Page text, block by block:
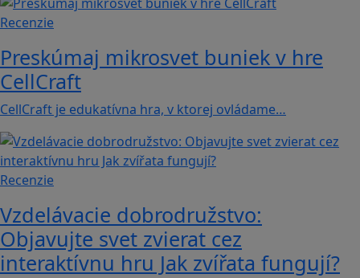
Recenzie
Preskúmaj mikrosvet buniek v hre
CellCraft
CellCraft je edukatívna hra, v ktorej ovládame…
Recenzie
Vzdelávacie dobrodružstvo:
Objavujte svet zvierat cez
interaktívnu hru Jak zvířata fungují?